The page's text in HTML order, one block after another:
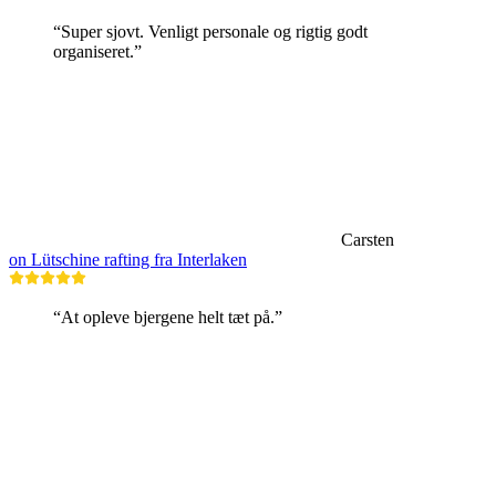
“Super sjovt. Venligt personale og rigtig godt
organiseret.”
Carsten
on Lütschine rafting fra Interlaken
“At opleve bjergene helt tæt på.”